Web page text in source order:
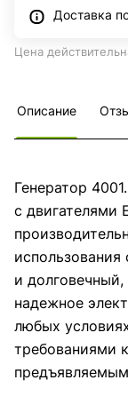
Доставка
Цена
Описание
Генератор
с двигателями
и долговечный,
надежное
любых
требованиями